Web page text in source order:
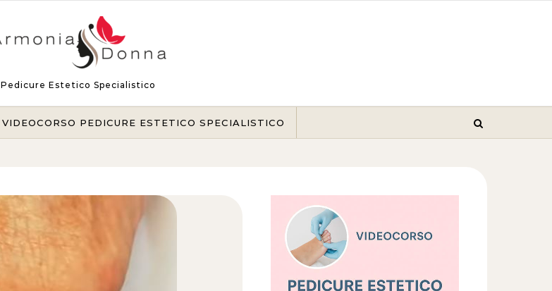
Pedicure Estetico Specialistico
VIDEOCORSO PEDICURE ESTETICO SPECIALISTICO